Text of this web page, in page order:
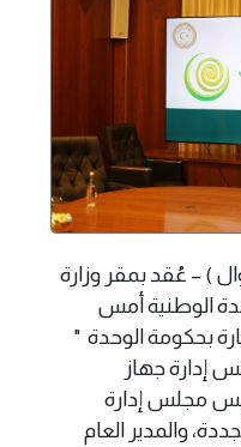
يوليو 2026 .م -( وال ) – عُقد بمقر وزارة
الوطنية أمس
بحكومة الوحدة "
إدارة جهاز
مجلس إدارة
والمدير العام